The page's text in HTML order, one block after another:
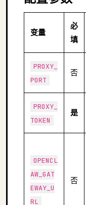
变量
必
填
PROXY_
PORT
否
PROXY_
TOKEN
是
OPENCL
AW_GAT
EWAY_U
RL
否